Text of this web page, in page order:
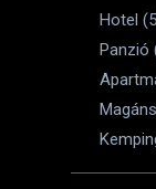
Hotel
Panzió